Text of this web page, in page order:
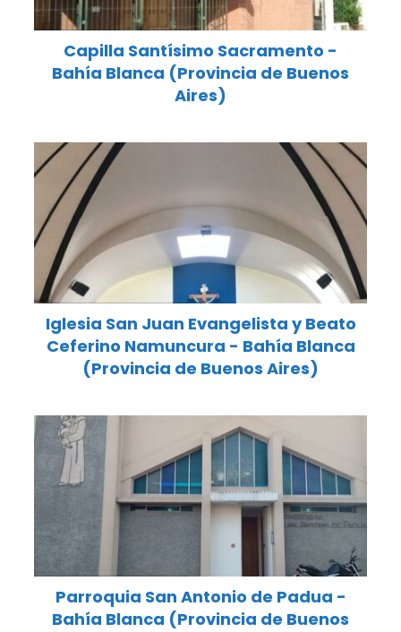
Capilla Santísimo Sacramento -
Bahía Blanca (Provincia de Buenos
Aires)
Iglesia San Juan Evangelista y Beato
Ceferino Namuncura - Bahía Blanca
(Provincia de Buenos Aires)
Parroquia San Antonio de Padua -
Bahía Blanca (Provincia de Buenos